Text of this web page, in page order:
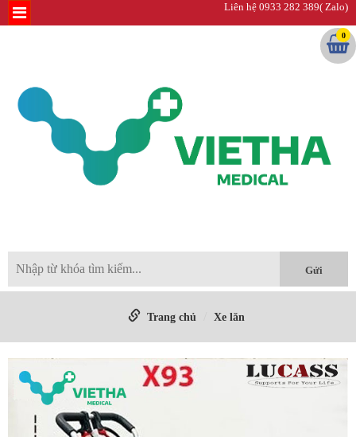
Liên hệ 0933 282 389( Zalo)
0
Trang chủ Xe lăn